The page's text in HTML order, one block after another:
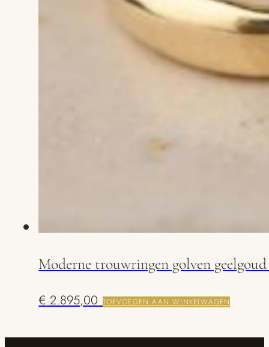
Moderne trouwringen golven
€ 2.895,00 TOEVOEGEN AAN WINKELWAGEN